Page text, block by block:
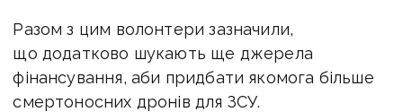
Разом з цим волонтери зазначили,
що додатково шукають ще джерела
фінансування, аби придбати якомога більше
смертоносних дронів для ЗСУ.